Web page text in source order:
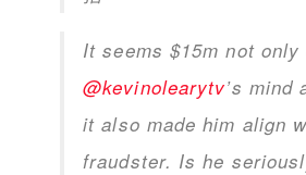
It seems $15m not only
@kevinolearytv’s mind
it also made him align
fraudster. Is he